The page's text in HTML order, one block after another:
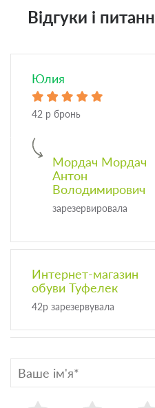
Відгуки і
Юлия
42 р бронь
Мордач Мордач
Антон
Володимирович
зарезервировала
Интернет-магазин
обуви Туфелек
42р зарезервувала